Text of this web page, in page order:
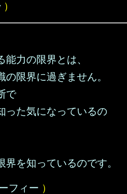
）
能力の限界とは、
の限界に過ぎません。
で
った気になっているの
界を知っているのです。
フィー ）